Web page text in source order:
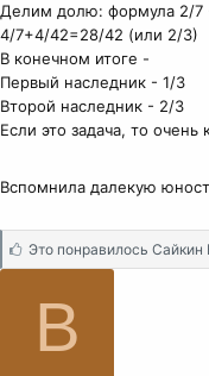
Делим долю: формула 2/7
4/7+4/42=28/42 (или 2/3)
В конечном итоге -
Первый наследник - 1/3
Второй наследник - 2/3
Если это задача, то
Вспомнила далекую
С
и
Это понравилось Сайкин
B